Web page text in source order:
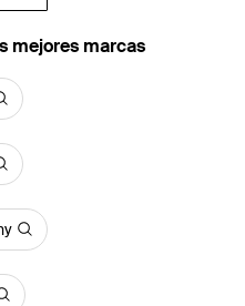
mejores marcas